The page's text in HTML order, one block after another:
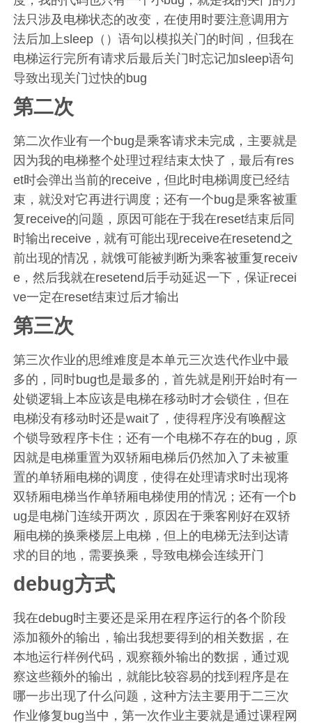
法只涉及电梯状态的改变，在使用时要注意调用方
法后加上sleep（）语句以模拟关门的时间，但我在
电梯运行完所有请求后最后关门时忘记加sleep语句
导致出现关门过快的bug
第二次
第二次作业有一个bug是乘客请求未完成，主要就是
因为我的电梯整个处理过程结束太快了，最后有res
et时会弹出当前的receive，但此时电梯调度已经结
束，就没对它再进行调度；还有一个bug是乘客被重
复receive的问题，原因可能在于我在reset结束后同
时输出receive，就有可能出现receive在resetend之
前出现的情况，就饿可能被判断为乘客被重复receiv
e，然后我就在resetend后手动延迟一下，保证recei
ve一定在reset结束过后才输出
第三次
第三次作业的思维难度是本单元三次迭代作业中最
多的，同时bug也是最多的，首先就是刚开始时有一
处锁逻辑上本应该是电梯在移动时才会锁住，但在
电梯没有移动时还是wait了，使得程序没有唤醒这
个锁导致程序卡住；还有一个电梯不存在的bug，原
因就是电梯重置为双轿厢电梯后仍然加入了未被重
置的单轿厢电梯的调度，使得在处理请求时出现将
双轿厢电梯当作单轿厢电梯使用的情况；还有一个b
ug是电梯门连续开两次，原因在于乘客刚好在双轿
厢电梯的换乘楼层上电梯，但上的电梯无法到达请
求的目的地，需要换乘，导致电梯会连续开门
debug方式
我在debug时主要还是采用在程序运行的各个阶段
添加额外的输出，输出我想要得到的相关数据，在
本地运行样例代码，观察额外输出的数据，通过观
察这些额外的输出，就能比较容易的找到程序是在
哪一步出现了什么问题，这种方法主要用于二三次
作业修复bug当中，第一次作业主要就是通过课程网